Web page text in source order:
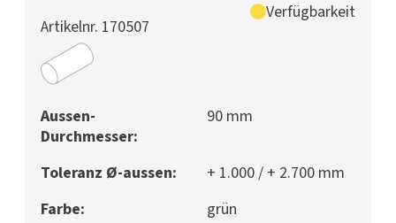
Artikelnr. 170507
Verfügbarkeit
Aussen-
Durchmesser:
90 mm
Toleranz Ø-aussen:
+ 1.000 / + 2.700 mm
Farbe:
grün